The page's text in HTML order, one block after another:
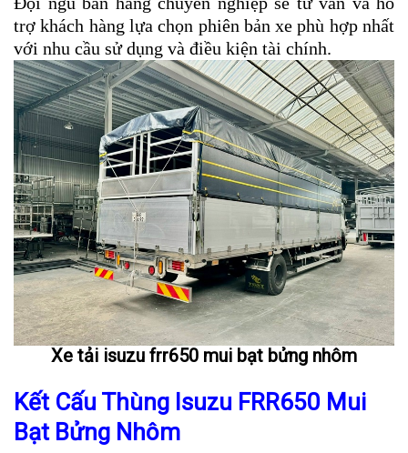
trợ khách hàng lựa chọn phiên bản xe phù hợp nhất
với nhu cầu sử dụng và điều kiện tài chính.
Xe tải isuzu frr650 mui bạt bửng nhôm
Kết Cấu Thùng Isuzu FRR650 Mui
Bạt Bửng Nhôm